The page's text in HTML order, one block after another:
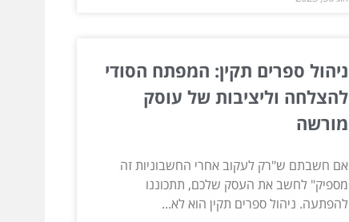
ניהול ספרים תקין: המפתח הסודי
להצלחה וליציבות של עוסק
מורשה
אם חשבתם ש"רק לעקוב אחרי החשבוניות זה
מספיק" לחשב את העסק שלכם, תתכוננו
להפתעה. ניהול ספרים תקין הוא לא...